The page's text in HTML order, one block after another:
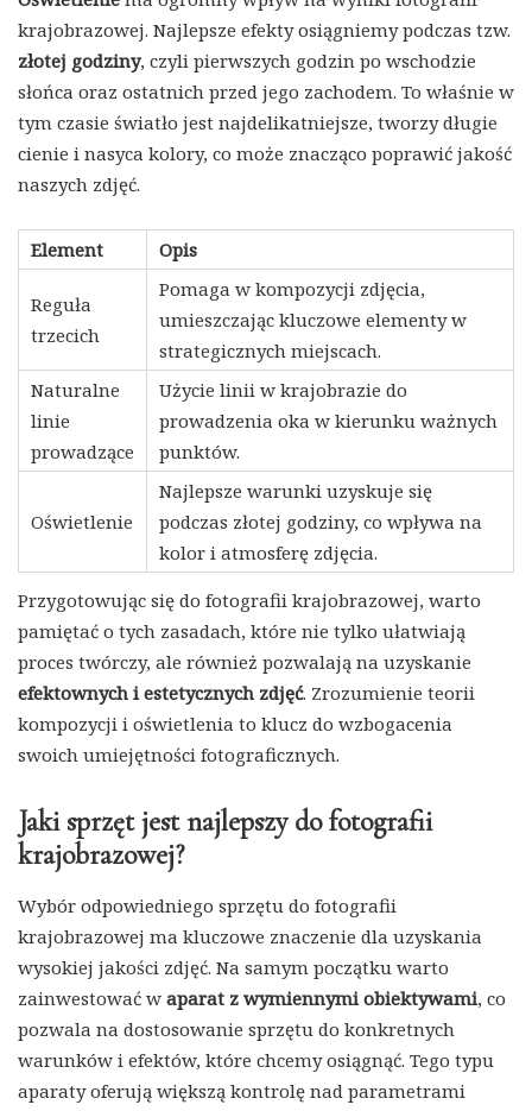
krajobrazowej. Najlepsze efekty osiągniemy podczas tzw.
złotej godziny, czyli pierwszych godzin po wschodzie
słońca oraz ostatnich przed jego zachodem. To właśnie w
tym czasie światło jest najdelikatniejsze, tworzy długie
cienie i nasyca kolory, co może znacząco poprawić jakość
naszych zdjęć.
Element Opis
Reguła
trzecich
Pomaga w kompozycji zdjęcia,
umieszczając kluczowe elementy w
strategicznych miejscach.
Naturalne
linie
prowadzące
Użycie linii w krajobrazie do
prowadzenia oka w kierunku ważnych
punktów.
Oświetlenie
Najlepsze warunki uzyskuje się
podczas złotej godziny, co wpływa na
kolor i atmosferę zdjęcia.
Przygotowując się do fotografii krajobrazowej, warto
pamiętać o tych zasadach, które nie tylko ułatwiają
proces twórczy, ale również pozwalają na uzyskanie
efektownych i estetycznych zdjęć. Zrozumienie teorii
kompozycji i oświetlenia to klucz do wzbogacenia
swoich umiejętności fotograficznych.
Jaki sprzęt jest najlepszy do fotografii
krajobrazowej?
Wybór odpowiedniego sprzętu do fotografii
krajobrazowej ma kluczowe znaczenie dla uzyskania
wysokiej jakości zdjęć. Na samym początku warto
zainwestować w aparat z wymiennymi obiektywami, co
pozwala na dostosowanie sprzętu do konkretnych
warunków i efektów, które chcemy osiągnąć. Tego typu
aparaty oferują większą kontrolę nad parametrami